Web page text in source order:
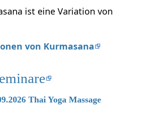
ist eine Variation von
von Kurmasana
Thai Yoga Massage